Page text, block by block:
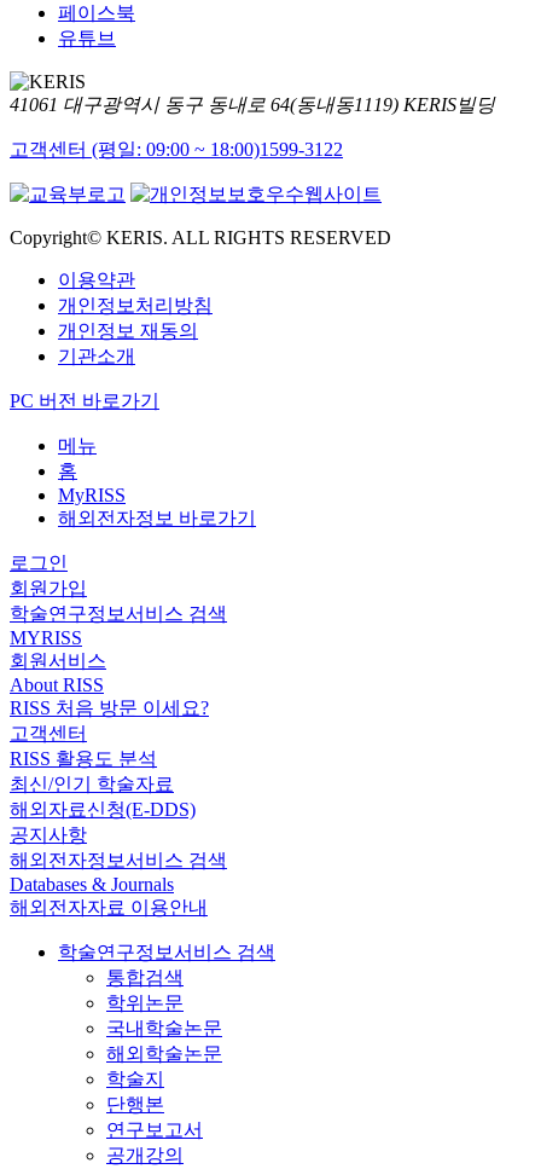
페이스북
유튜브
41061 대구광역시 동구 동내로 64(동내동1119) KERIS빌딩
고객센터 (평일: 09:00 ~ 18:00)1599-3122
Copyright© KERIS. ALL RIGHTS RESERVED
이용약관
개인정보처리방침
개인정보 재동의
기관소개
PC 버전 바로가기
메뉴
홈
MyRISS
해외전자정보 바로가기
로그인
회원가입
학술연구정보서비스 검색
MYRISS
회원서비스
About RISS
RISS 처음 방문 이세요?
고객센터
RISS 활용도 분석
최신/인기 학술자료
해외자료신청(E-DDS)
공지사항
해외전자정보서비스 검색
Databases & Journals
해외전자자료 이용안내
학술연구정보서비스 검색
통합검색
학위논문
국내학술논문
해외학술논문
학술지
단행본
연구보고서
공개강의